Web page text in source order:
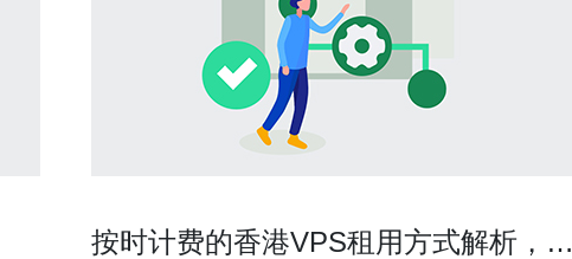
按时计费的香港VPS租用方式解析，灵